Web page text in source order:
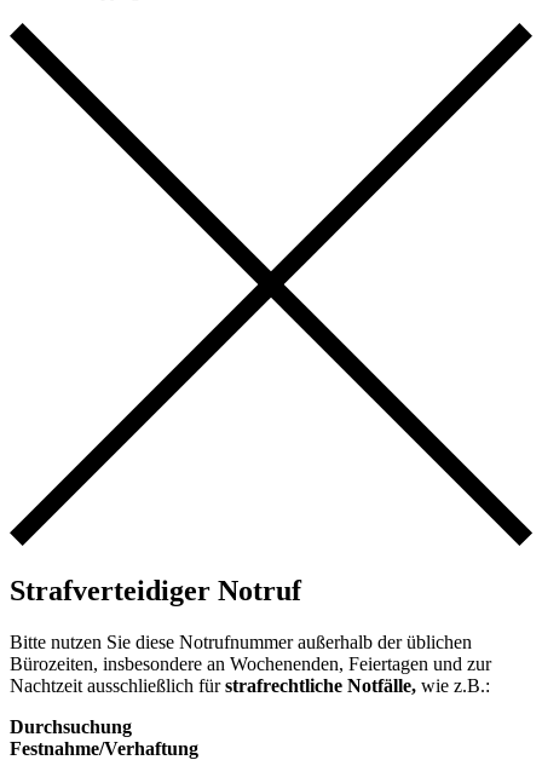
Strafverteidiger Notruf
Bitte nutzen Sie diese Notrufnummer außerhalb der üblichen
Bürozeiten, insbesondere an Wochenenden, Feiertagen und zur
Nachtzeit ausschließlich fürstrafrechtliche Notfälle, wie z.B.:
Durchsuchung
Festnahme/Verhaftung